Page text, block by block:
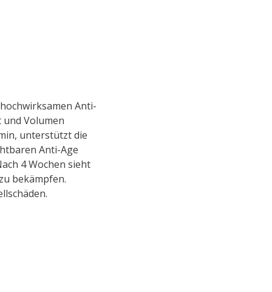
Anti-
Volumen
, unterstützt die
Anti-Age
4 Wochen sieht
bekämpfen.